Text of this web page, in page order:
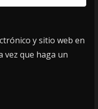
y sitio web en
vez que haga un